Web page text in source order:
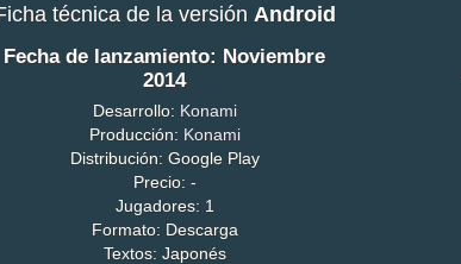
técnica de la versión Android
Fecha de lanzamiento: Noviembre
2014
Desarrollo: Konami
Producción: Konami
Distribución: Google Play
Precio: -
Jugadores: 1
Formato: Descarga
Textos: Japonés